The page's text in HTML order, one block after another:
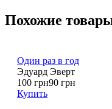
Похожие
Один раз в год
Эдуард Эверт
100 грн90 грн
Купить